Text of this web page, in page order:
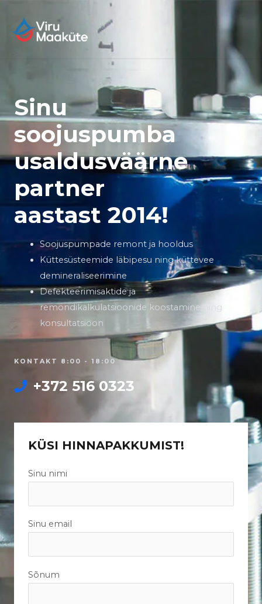
Sinu
soojuspumba
usaldusväärne
partner
aastast 2014!
Soojuspumpade remont ja hooldus
Küttesüsteemide läbipesu ning küttevee
demineraliseerimine
Defekteerimisaktide ja
remondikalkulatsioonide koostamine ning
konsultatsioon
KONTAKT 8:00 - 18:00
+372 516 0323
KÜSI HINNAPAKKUMIST!
Sinu nimi
Sinu email
Sõnum